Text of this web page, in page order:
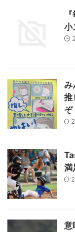
小
み
推
ぞ
満
意